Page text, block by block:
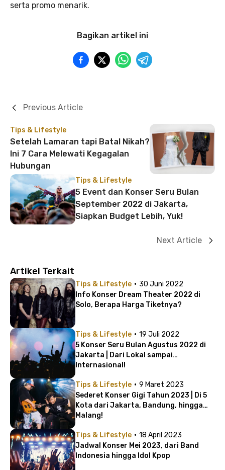
serta promo menarik.
Bagikan artikel ini
Tips & Lifestyle
Setelah Lamaran tapi Batal Nikah?
Ini 7 Cara Melewati Kegagalan
Hubungan
Previous Article
Tips & Lifestyle
5 Event dan Konser Seru Bulan
September 2022 di Jakarta,
Siapkan Budget Lebih, Yuk!
Next Article
Artikel Terkait
Tips & Lifestyle · 30 Juni 2022
Info Konser Dream Theater 2022 di
Solo, Berapa Harga Tiketnya?
Tips & Lifestyle · 19 Juli 2022
5 Konser Seru Bulan Agustus 2022 di
Jakarta | Dari Lokal sampai
Internasional!
Tips & Lifestyle · 9 Maret 2023
Sederet Konser Gigi Tahun 2023 | Di 5
Kota dari Jakarta, Bandung, hingga
Malang!
Tips & Lifestyle · 18 April 2023
Jadwal Konser Mei 2023, dari Band
Indonesia hingga Idol Kpop